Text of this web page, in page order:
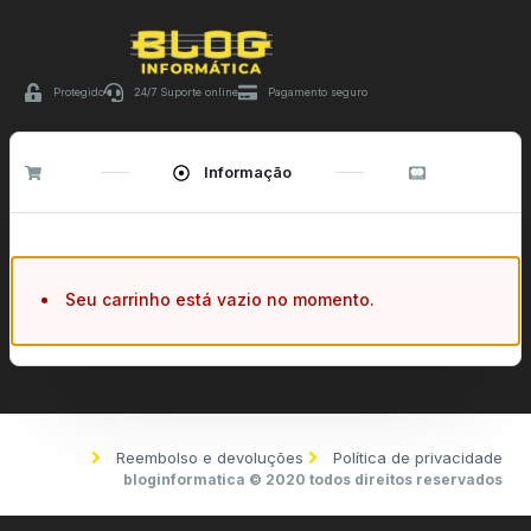
Protegido 24/7 Suporte online Pagamento seguro
Informação
Seu carrinho está vazio no momento.
Reembolso e devoluções Política de privacidade
bloginformatica © 2020 todos direitos reservados